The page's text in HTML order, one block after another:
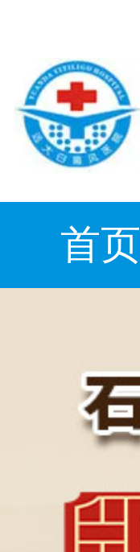
首页